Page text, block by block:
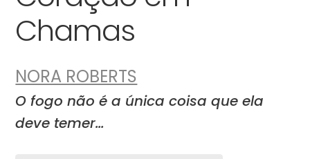
Chamas
NORA ROBERTS
O fogo não é a única coisa que ela
deve temer…